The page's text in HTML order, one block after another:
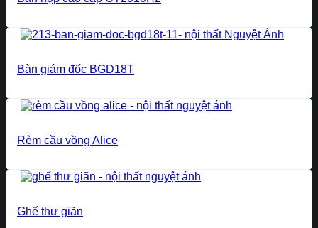
Bàn giám đốc BGD18T
Rèm cầu vồng Alice
Ghế thư giãn